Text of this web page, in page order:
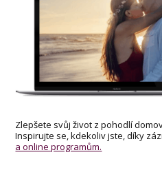
Zlepšete svůj život z pohodlí
Inspirujte se, kdekoliv jste, díky
a online programům.